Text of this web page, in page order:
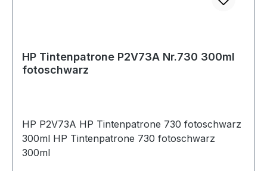
HP Tintenpatrone P2V73A Nr.730 300ml
fotoschwarz
HP P2V73A HP Tintenpatrone 730 fotoschwarz
300ml HP Tintenpatrone 730 fotoschwarz
300ml